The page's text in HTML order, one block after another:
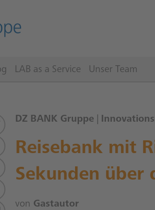
LAB as a Service Unser Team
DZ BANK Gruppe
Reisebank mit
Sekunden über
von Gastautor